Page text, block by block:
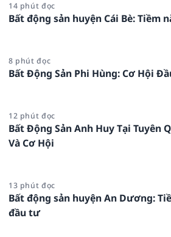
14 phút đọc
Bất động sản huyện Cái Bè: Tiềm
8 phút đọc
Bất Động Sản Phi Hùng: Cơ Hội
12 phút đọc
Bất Động Sản Anh Huy Tại Tuyên
Và Cơ Hội
13 phút đọc
Bất động sản huyện An Dương:
đầu tư